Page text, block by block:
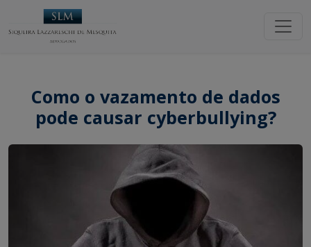
Como o vazamento de dados
pode causar cyberbullying?